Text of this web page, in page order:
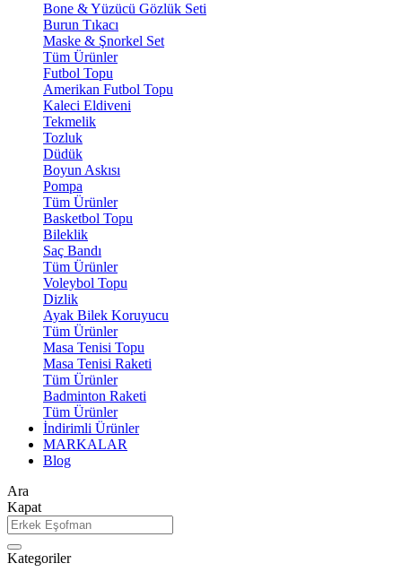
Bone & Yüzücü Gözlük Seti
Burun Tıkacı
Maske & Şnorkel Set
Tüm Ürünler
Futbol Topu
Amerikan Futbol Topu
Kaleci Eldiveni
Tekmelik
Tozluk
Düdük
Boyun Askısı
Pompa
Tüm Ürünler
Basketbol Topu
Bileklik
Saç Bandı
Tüm Ürünler
Voleybol Topu
Dizlik
Ayak Bilek Koruyucu
Tüm Ürünler
Masa Tenisi Topu
Masa Tenisi Raketi
Tüm Ürünler
Badminton Raketi
Tüm Ürünler
İndirimli Ürünler
MARKALAR
Blog
Ara
Kapat
Kategoriler